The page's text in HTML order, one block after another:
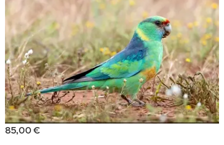
85,00 €